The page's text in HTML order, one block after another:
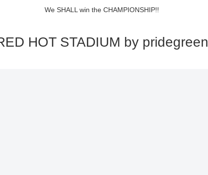
We SHALL win the CHAMPIONSHIP!!
HOT STADIUM by pridegreen